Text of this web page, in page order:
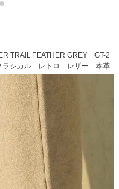
TRAIL FEATHER GREY GT-2
ラシカル レトロ レザー 本革